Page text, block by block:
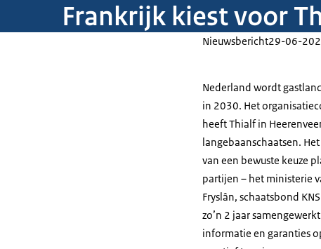
Frankrijk kiest voor
Nieuwsbericht29-06-
Nederland wordt
in 2030. Het
heeft Thialf in
langebaanschaatsen.
van een bewuste keuze
partijen – het ministerie
Fryslân, schaatsbond
zo’n 2 jaar
informatie en garanties